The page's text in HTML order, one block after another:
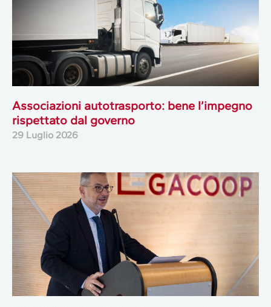
Associazioni autotrasporto: bene l’impegno
rispettato dal governo
29 Luglio 2026